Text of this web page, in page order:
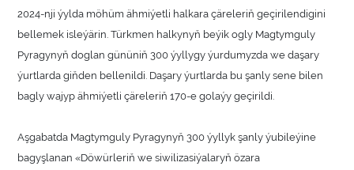
2024-nji ýylda möhüm ähmiýetli halkara çäreleriň geçirilendigini
bellemek isleýärin. Türkmen halkynyň beýik ogly Magtymguly
Pyragynyň doglan gününiň 300 ýyllygy ýurdumyzda we daşary
ýurtlarda giňden bellenildi. Daşary ýurtlarda bu şanly sene bilen
bagly wajyp ähmiýetli çäreleriň 170-e golaýy geçirildi.
Aşgabatda Magtymguly Pyragynyň 300 ýyllyk şanly ýubileýine
bagyşlanan «Döwürleriň we siwilizasiýalaryň özara